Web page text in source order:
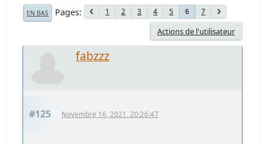
EN BAS Pages 1 2 3 4 5 6 7
Actions de l'utilisateur
fabzzz
#125 Novembre 16, 2021, 20:26:47